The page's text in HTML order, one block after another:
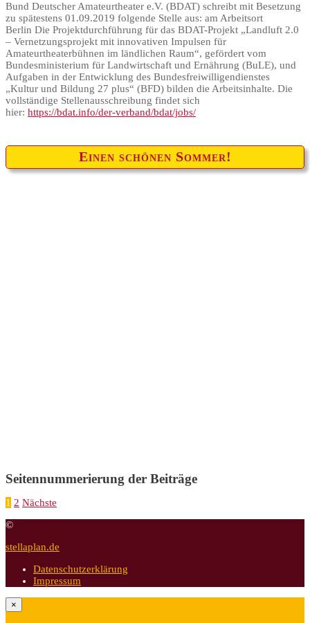
Bund Deutscher Amateurtheater e.V. (BDAT) schreibt mit Besetzung
zu spätestens 01.09.2019 folgende Stelle aus: am Arbeitsort
Berlin Die Projektdurchführung für das BDAT-Projekt „Landluft 2.0
– Vernetzungsprojekt mit innovativen Impulsen für
Amateurtheaterbühnen im ländlichen Raum“, gefördert vom
Bundesministerium für Landwirtschaft und Ernährung (BuLE), und
Aufgaben in der Entwicklung des Bundesfreiwilligendienstes
„Kultur und Bildung 27 plus“ (BFD) bilden die Arbeitsinhalte. Die
vollständige Stellenausschreibung findet sich
hier: https://bdat.info/der-verband/bdat/jobs/
Einen schönen Sommer!
Seitennummerierung der Beiträge
1 2 Nächste
©
stellaplan.de
Datenschutzerklärung
Impressum
×